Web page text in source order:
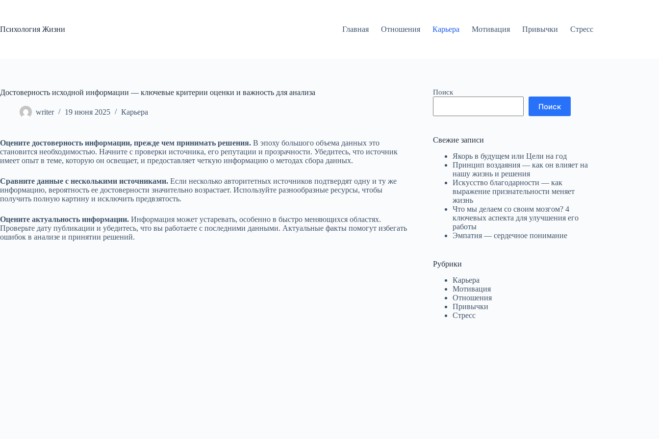
Психология Жизни
Главная Отношения Карьера Мотивация Привычки Стресс
Достоверность исходной информации — ключевые критерии оценки и важность для анализа
writer 19 июня 2025 Карьера
Оцените достоверность информации, прежде чем принимать решения. В эпоху большого объема данных это
становится необходимостью. Начните с проверки источника, его репутации и прозрачности. Убедитесь, что источник
имеет опыт в теме, которую он освещает, и предоставляет четкую информацию о методах сбора данных.
Сравните данные с несколькими источниками. Если несколько авторитетных источников подтвердят одну и ту же
информацию, вероятность ее достоверности значительно возрастает. Используйте разнообразные ресурсы, чтобы
получить полную картину и исключить предвзятость.
Оцените актуальность информации. Информация может устаревать, особенно в быстро меняющихся областях.
Проверьте дату публикации и убедитесь, что вы работаете с последними данными. Актуальные факты помогут избегать
ошибок в анализе и принятии решений.
Поиск
Поиск
Свежие записи
Якорь в будущем или Цели на год
Принцип воздаяния — как он влияет на
нашу жизнь и решения
Искусство благодарности — как
выражение признательности меняет
жизнь
Что мы делаем со своим мозгом? 4
ключевых аспекта для улучшения его
работы
Эмпатия — сердечное понимание
Рубрики
Карьера
Мотивация
Отношения
Привычки
Стресс